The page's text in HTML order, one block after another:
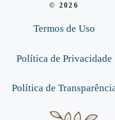
© 2026
Termos de Uso
Política de Privacidade
Política de